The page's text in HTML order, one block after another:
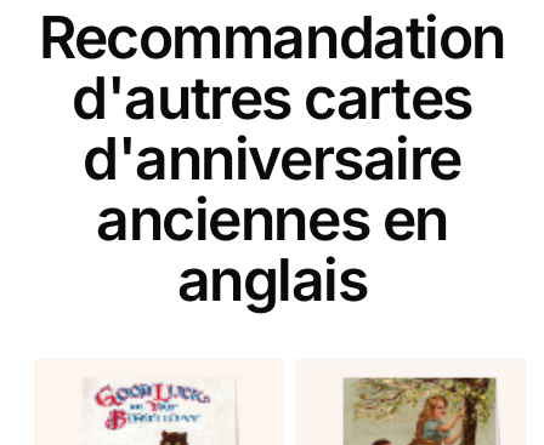
Recommandation
d'autres cartes
d'anniversaire
anciennes en
anglais